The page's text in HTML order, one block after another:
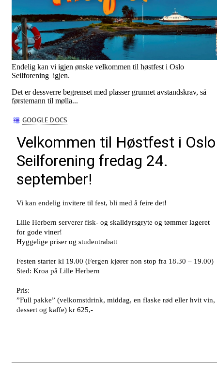
Endelig kan vi igjen ønske velkommen til høstfest i Oslo
Seilforening igjen.
Det er dessverre begrenset med plasser grunnet avstandskrav, så
førstemann til mølla...